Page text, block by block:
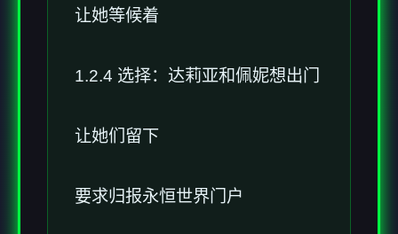
让她等候着
1.2.4 选择：达莉亚和佩妮想出门
让她们留下
要求归报永恒世界门户